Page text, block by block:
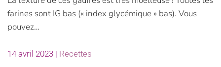
farines sont IG bas (« index glycémique » bas). Vous
pouvez…
14 avril 2023 | Recettes